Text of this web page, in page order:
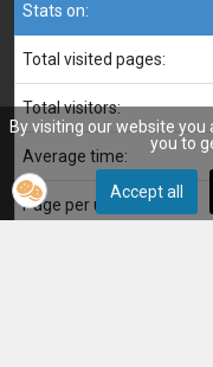
Stats on:
Total visited pages:
Total visitors:
Average time:
Page per user:
By visiting our website
you to
Accept all